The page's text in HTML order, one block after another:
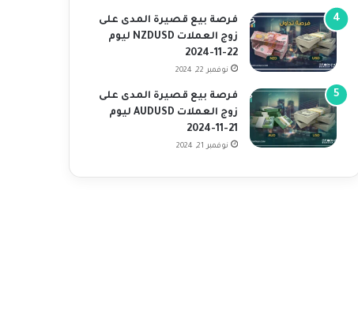
فرصة بيع قصيرة المدى على
زوج العملات NZDUSD ليوم
22-11-2024
نوفمبر 22, 2024
فرصة بيع قصيرة المدى على
زوج العملات AUDUSD ليوم
21-11-2024
نوفمبر 21, 2024